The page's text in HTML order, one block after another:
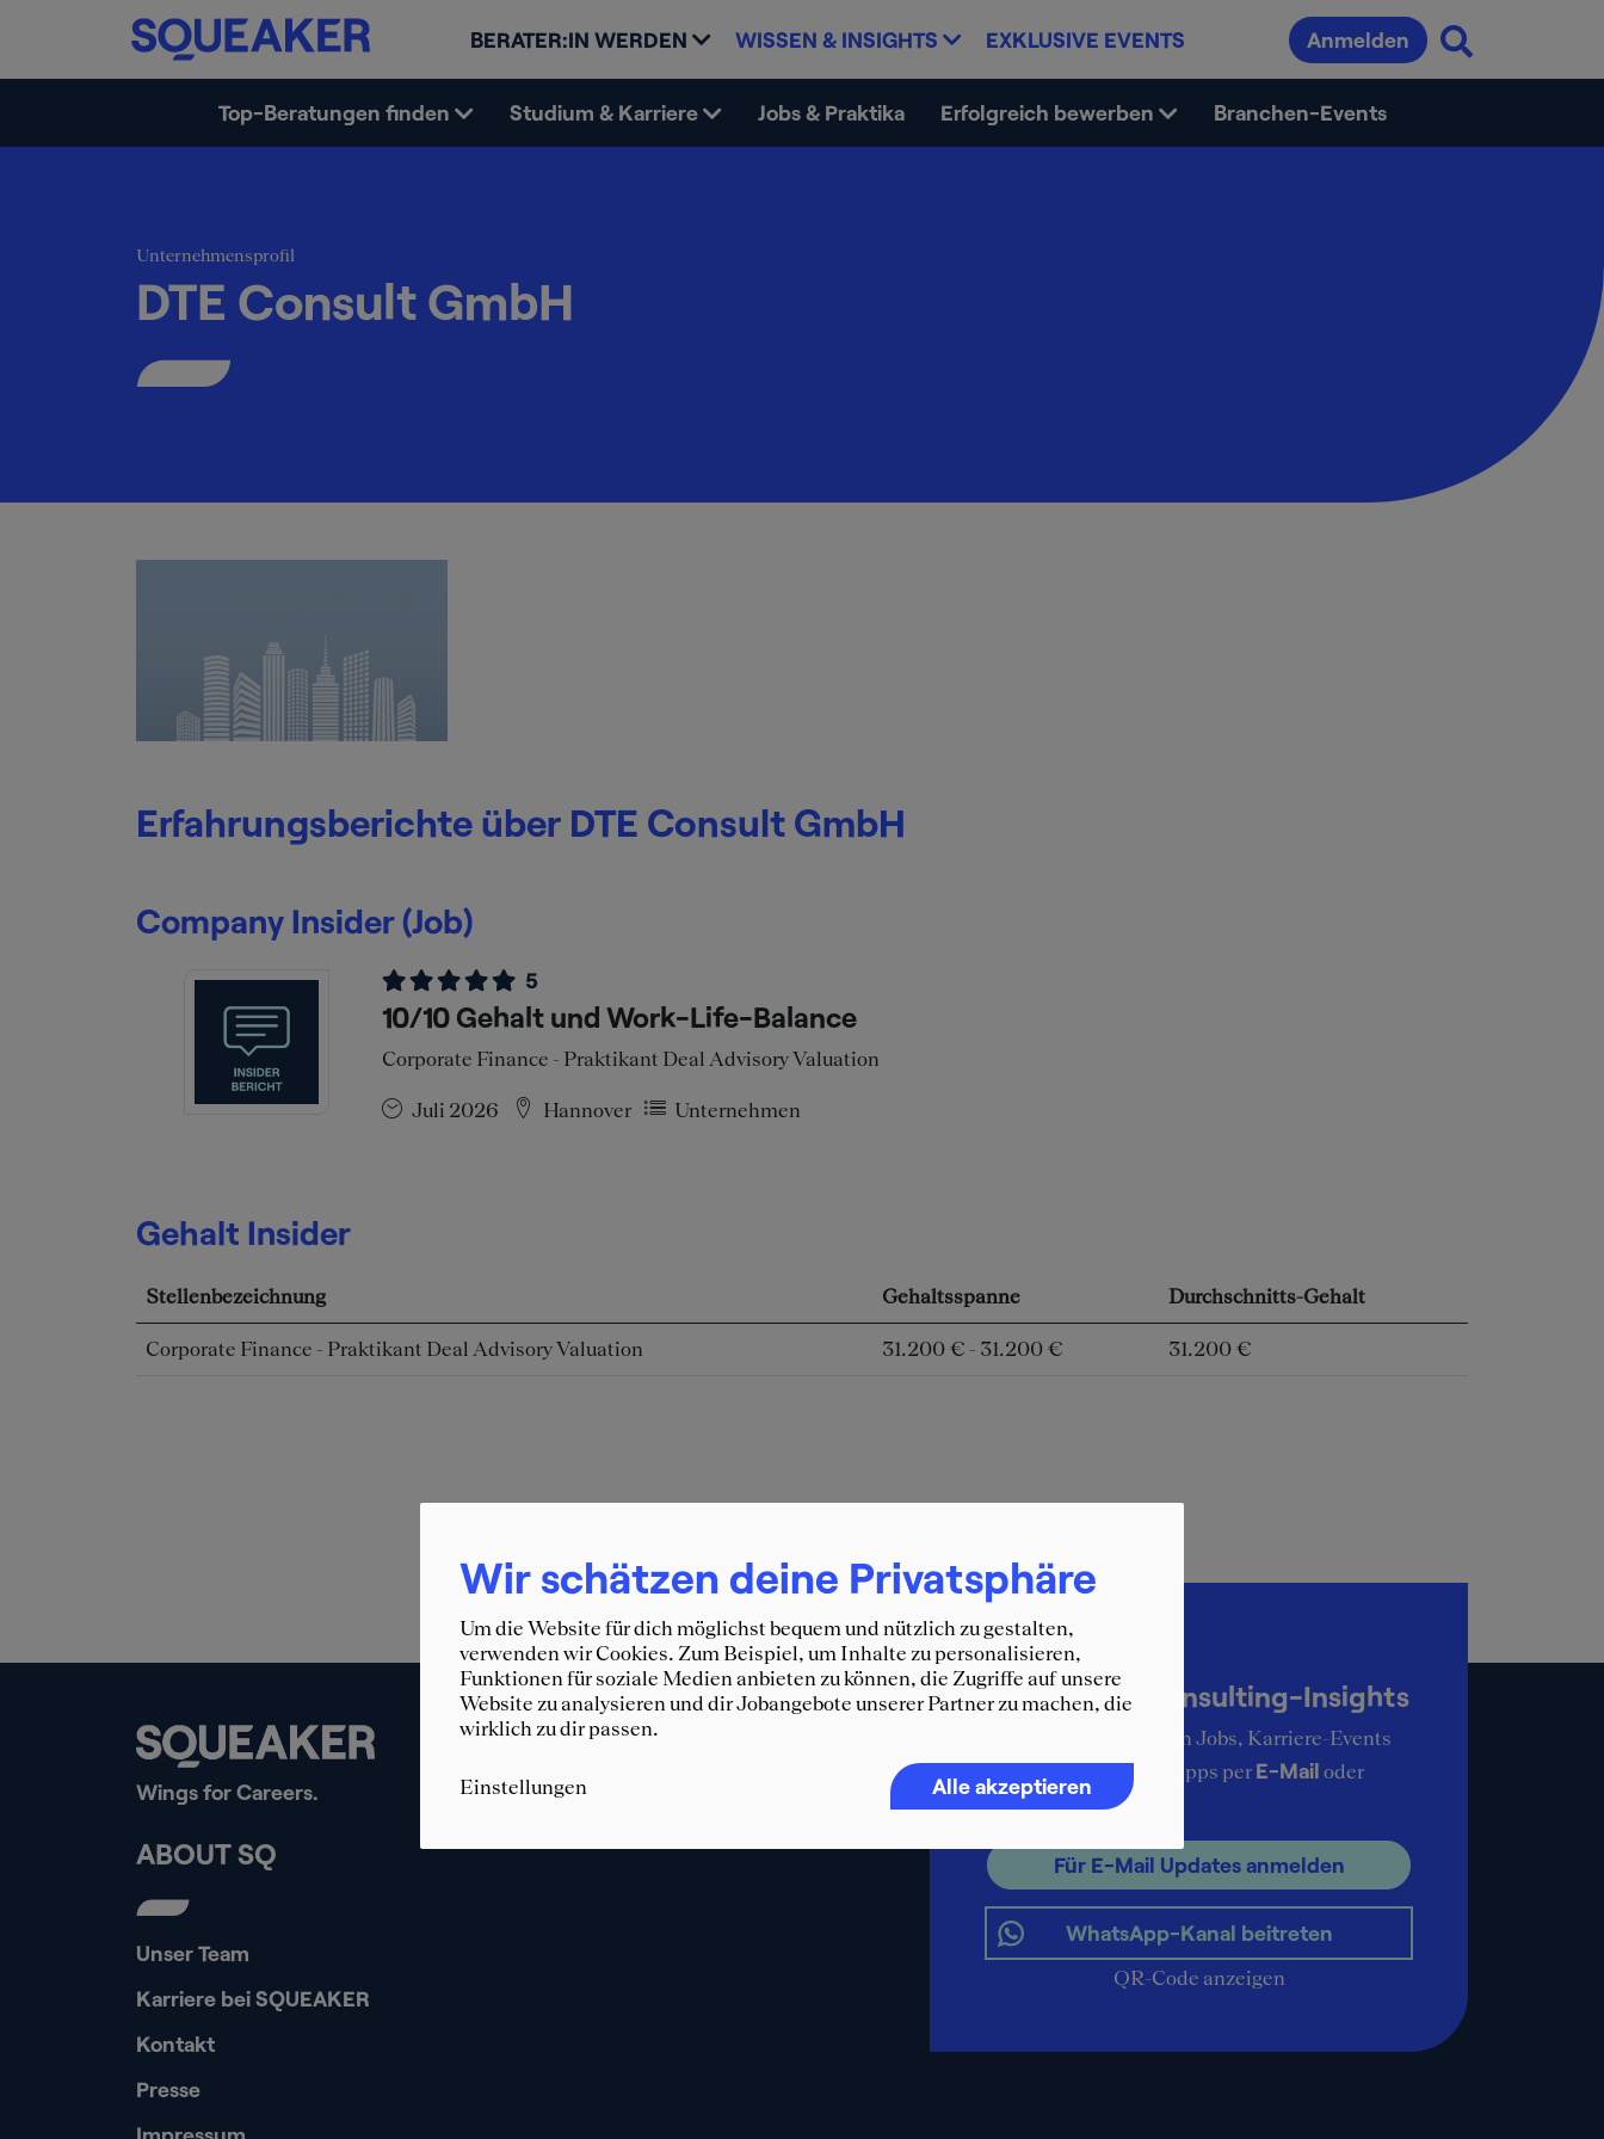
BERATER:IN WERDEN WISSEN & INSIGHTS EXKLUSIVE EVENTS Anmelden
Top-Beratungen finden Studium & Karriere Jobs & Praktika Erfolgreich bewerben Branchen-Events
Unternehmensprofil
DTE Consult GmbH
Erfahrungsberichte über DTE Consult GmbH
Company Insider (Job)
5
10/10 Gehalt und Work-Life-Balance
Corporate Finance - Praktikant Deal Advisory Valuation
Juli 2026 Hannover Unternehmen
Gehalt Insider
Stellenbezeichnung Gehaltsspanne Durchschnitts-Gehalt
Corporate Finance - Praktikant Deal Advisory Valuation 31.200 € - 31.200 € 31.200 €
Wings for Careers.
Immer up-to-date
SQUEAKER Consulting-Insights
Erhalte die aktuellsten Jobs, Karriere-Events
und weitere Karrieretipps per E-Mail oder
WhatsApp.
Für E-Mail Updates anmelden
WhatsApp-Kanal beitreten
QR-Code anzeigen
ABOUT SQ
Unser Team
Karriere bei SQUEAKER
Kontakt
Presse
Wir schätzen deine Privatsphäre
Um die Website für dich möglichst bequem und nützlich zu gestalten,
verwenden wir Cookies. Zum Beispiel, um Inhalte zu personalisieren,
Funktionen für soziale Medien anbieten zu können, die Zugriffe auf unsere
Website zu analysieren und dir Jobangebote unserer Partner zu machen, die
wirklich zu dir passen.
Einstellungen Alle akzeptieren